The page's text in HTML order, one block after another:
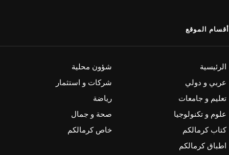
أقسام الموقع
الرئيسية
شؤون محلية
عربي و دولي
شركات و استثمار
تعليم و جامعات
رياضة
علوم و تكنولوجيا
صحة و جمال
كتاب كرمالكم
خاص كرمالكم
اطباق كرمالكم